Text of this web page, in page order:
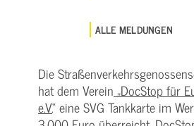
ALLE MELDUNGEN
Die
hat dem Verein „DocStop für
e.V.“ eine SVG Tankkarte im